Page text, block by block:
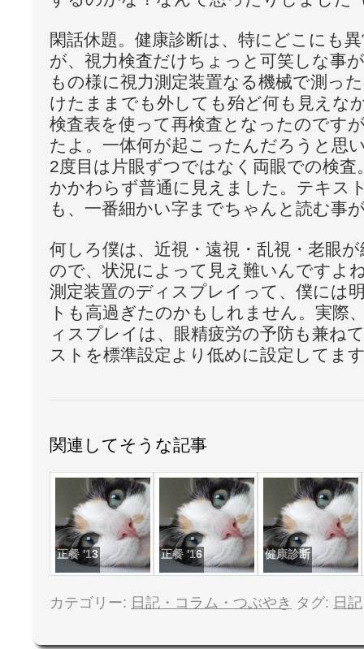
閑話休題。健康診断は、特にどこにも
が、視力検査だけちょっと可笑しな事
もの様に視力測定装置なる機械で測っ
けたままでも外しても殆ど何も見えな
検査表を使って再検査となったのです
たよ。一体何が起こったんだろうと思
2度目は片眼ずつではなく両眼での検査
かかわらず普通に見えました。テキス
も、一番細かい字までちゃんと読む事
何しろ僕は、近視・遠視・乱視・老眼
ので、状況によって見え難いんですよ
測定装置のディスプレイって、僕には
トも高過ぎたのかもしれません。実際
ィスプレイは、眼精疲労の予防も兼ね
ストを標準設定より低めに設定してま
関連してそうな記事
正餐 '13 正餐 '16 健康診断
カテゴリー: 日記・コラム・つぶやき タグ: 日記